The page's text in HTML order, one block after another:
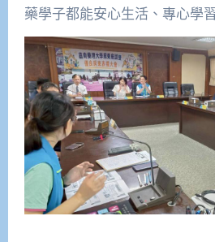
藥學子都能安心生活、專心學